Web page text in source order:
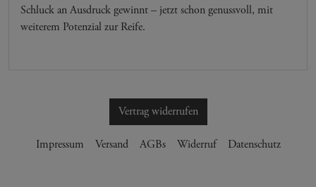
Schluck an Ausdruck gewinnt – jetzt schon genussvoll, mit
weiterem Potenzial zur Reife.
Vertrag widerrufen
Impressum Versand AGBs Widerruf Datenschutz